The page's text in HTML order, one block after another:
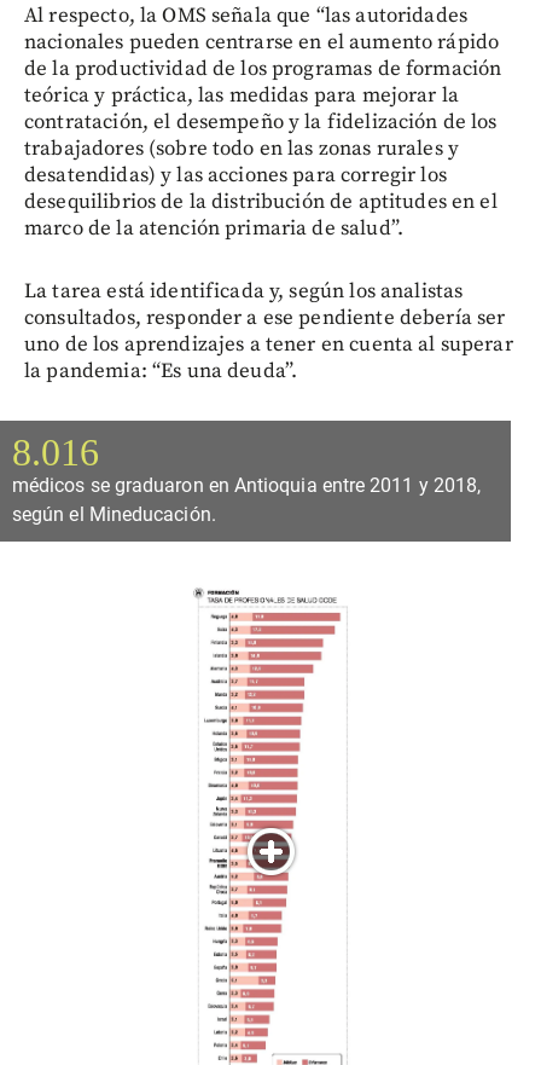
Al respecto, la OMS señala que “las autoridades
nacionales pueden centrarse en el aumento rápido
de la productividad de los programas de formación
teórica y práctica, las medidas para mejorar la
contratación, el desempeño y la fidelización de los
trabajadores (sobre todo en las zonas rurales y
desatendidas) y las acciones para corregir los
desequilibrios de la distribución de aptitudes en el
marco de la atención primaria de salud”.
La tarea está identificada y, según los analistas
consultados, responder a ese pendiente debería ser
uno de los aprendizajes a tener en cuenta al superar
la pandemia: “Es una deuda”.
8.016
médicos se graduaron en Antioquia entre 2011 y 2018,
según el Mineducación.